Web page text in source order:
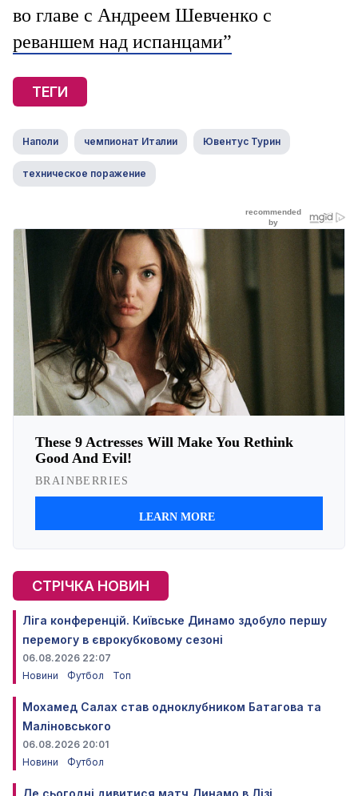
во главе с Андреем Шевченко с
реваншем над испанцами”
ТЕГИ
Наполи чемпионат Италии Ювентус Турин
техническое поражение
СТРІЧКА НОВИН
Ліга конференцій. Київське Динамо здобуло першу
перемогу в єврокубковому сезоні
06.08.2026 22:07
Новини
Футбол Топ
Мохамед Салах став одноклубником Батагова та
Маліновського
06.08.2026 20:01
Новини
Футбол
Де сьогодні дивитися матч Динамо в Лізі